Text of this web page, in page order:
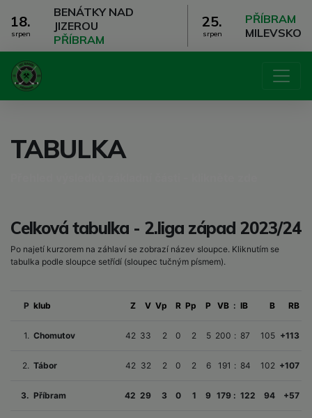
18.
srpen
BENÁTKY NAD
JIZEROU
PŘÍBRAM
25.
srpen
PŘÍBRAM
MILEVSKO
TABULKA
Celková tabulka - 2.liga západ 2023/24
Po najetí kurzorem na záhlaví se zobrazí název sloupce. Kliknutím se
tabulka podle sloupce setřídí (sloupec tučným písmem).
P klub Z V Vp R Pp P VB : IB B RB
1. Chomutov 42 33 2 0 2 5 200 : 87 105 +113
2. Tábor 42 32 2 0 2 6 191 : 84 102 +107
3. Příbram 42 29 3 0 1 9 179 : 122 94 +57